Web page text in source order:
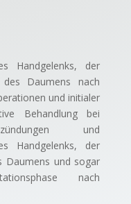
Handgelenks, der
Daumens nach
und initialer
Behandlung bei
und
Handgelenks, der
Daumens und sogar
nach